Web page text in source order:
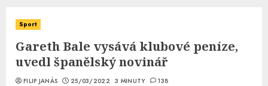
Sport
Gareth Bale vysává klubové peníze,
uvedl španělský novinář
FILIP JANÁS 25/03/2022 3 MINUTY 138